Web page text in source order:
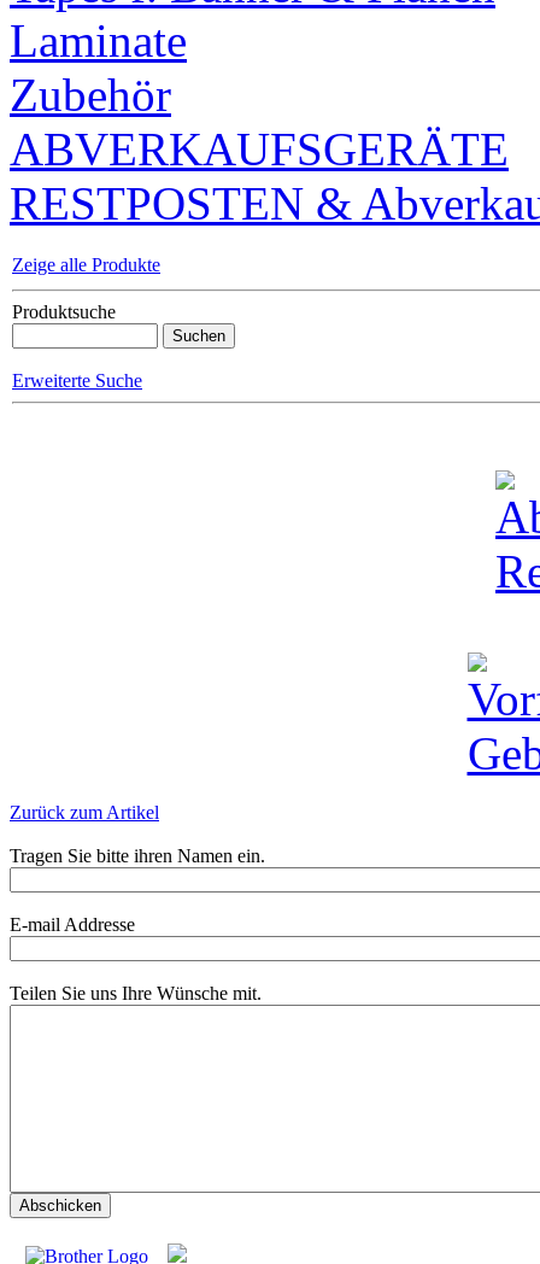
Laminate
Zubehör
ABVERKAUFSGERÄTE
RESTPOSTEN &
Zeige alle Produkte
Produktsuche
Erweiterte Suche
Zurück zum Artikel
Tragen Sie bitte ihren Namen ein.
E-mail Addresse
Teilen Sie uns Ihre Wünsche mit.